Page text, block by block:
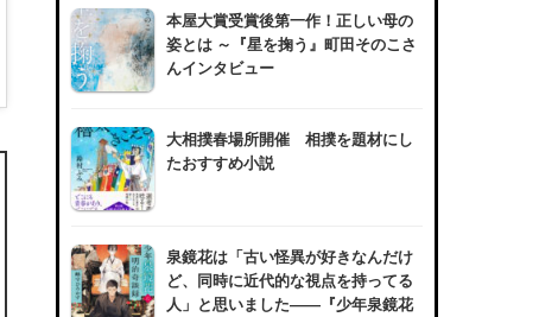
本屋大賞受賞後第一作！正しい母の
姿とは ～『星を掬う』町田そのこさ
んインタビュー
大相撲春場所開催 相撲を題材にし
たおすすめ小説
泉鏡花は「古い怪異が好きなんだけ
ど、同時に近代的な視点を持ってる
人」と思いました――『少年泉鏡花